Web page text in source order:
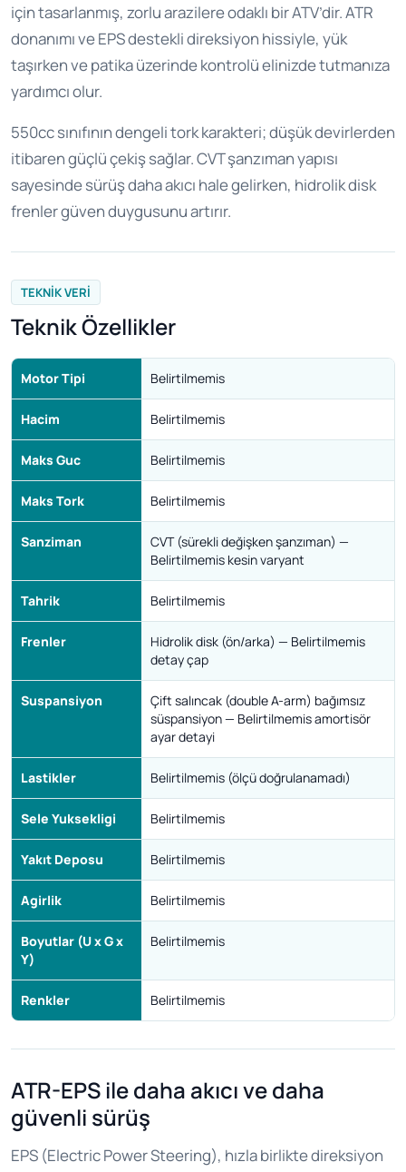
için tasarlanmış, zorlu arazilere odaklı bir ATV’dir. ATR
donanımı ve EPS destekli direksiyon hissiyle, yük
taşırken ve patika üzerinde kontrolü elinizde tutmanıza
yardımcı olur.
550cc sınıfının dengeli tork karakteri; düşük devirlerden
itibaren güçlü çekiş sağlar. CVT şanzıman yapısı
sayesinde sürüş daha akıcı hale gelirken, hidrolik disk
frenler güven duygusunu artırır.
TEKNIK VERI
Teknik Özellikler
Motor Tipi Belirtilmemis
Hacim Belirtilmemis
Maks Guc Belirtilmemis
Maks Tork Belirtilmemis
Sanziman
CVT (sürekli değişken şanzıman) —
Belirtilmemis kesin varyant
Tahrik Belirtilmemis
Frenler
Hidrolik disk (ön/arka) — Belirtilmemis
detay çap
Suspansiyon
Çift salıncak (double A-arm) bağımsız
süspansiyon — Belirtilmemis amortisör
ayar detayi
Lastikler Belirtilmemis (ölçü doğrulanamadı)
Sele Yuksekligi Belirtilmemis
Yakıt Deposu Belirtilmemis
Agirlik Belirtilmemis
Boyutlar (U x G x
Y)
Belirtilmemis
Renkler Belirtilmemis
ATR-EPS ile daha akıcı ve daha
güvenli sürüş
EPS (Electric Power Steering), hızla birlikte direksiyon